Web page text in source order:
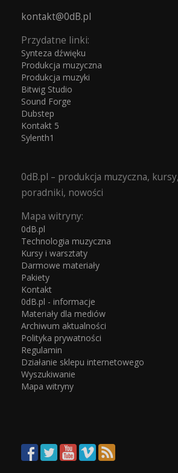
kontakt@0dB.pl
Przydatne linki:
Synteza dźwięku
Produkcja muzyczna
Produkcja muzyki
Bitwig Studio
Sound Forge
Dubstep
Kontakt 5
Sylenth1
0dB.pl – produkcja muzyczna,
poradniki, nowości
Mapa witryny:
0dB.pl
Technologia muzyczna
Kursy i warsztaty
Darmowe materiały
Pakiety
Kontakt
0dB.pl - informacje
Materiały dla mediów
Archiwum aktualności
Polityka prywatności
Regulamin
Działanie sklepu internetowego
Wyszukiwanie
Mapa witryny